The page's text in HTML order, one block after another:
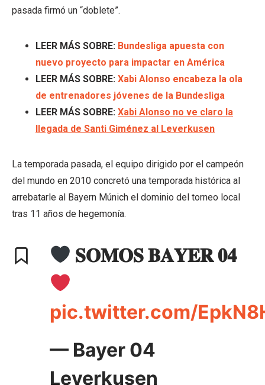
pasada firmó un “doblete”.
LEER MÁS SOBRE: Bundesliga apuesta con
nuevo proyecto para impactar en América
LEER MÁS SOBRE: Xabi Alonso encabeza la ola
de entrenadores jóvenes de la Bundesliga
LEER MÁS SOBRE: Xabi Alonso no ve claro la
llegada de Santi Giménez al Leverkusen
La temporada pasada, el equipo dirigido por el campeón
del mundo en 2010 concretó una temporada histórica al
arrebatarle al Bayern Múnich el dominio del torneo local
tras 11 años de hegemonía.
𝐒𝐎𝐌𝐎𝐒 𝐁𝐀𝐘𝐄𝐑 𝟎𝟒
pic.twitter.com/
— Bayer 04
Leverkusen